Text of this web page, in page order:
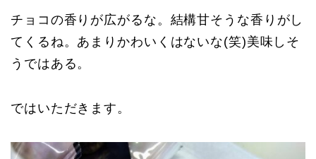
チョコの香りが広がるな。結構甘そうな香りがし
てくるね。あまりかわいくはないな(笑)美味しそ
うではある。
ではいただきます。